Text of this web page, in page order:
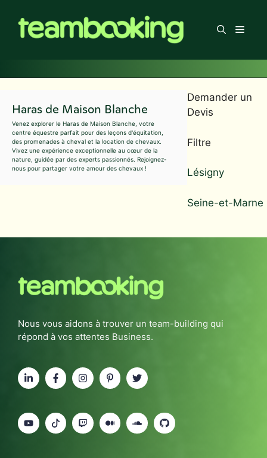
contenu
Menu
Haras de Maison Blanche
Venez explorer le Haras de Maison Blanche, votre
centre équestre parfait pour des leçons d'équitation,
des promenades à cheval et la location de chevaux.
Vivez une expérience exceptionnelle au cœur de la
nature, guidée par des experts passionnés. Rejoignez-
nous pour partager votre amour des chevaux !
Demander un
Devis
Filtre
Lésigny
Seine-et-Marne
Nous vous aidons à trouver un team-building qui
répond à vos attentes Business.